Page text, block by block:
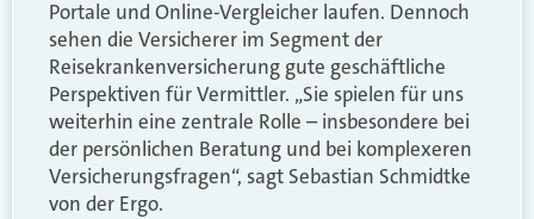
Portale und Online-Vergleicher laufen. Dennoch
sehen die Versicherer im Segment der
Reisekrankenversicherung gute geschäftliche
Perspektiven für Vermittler. „Sie spielen für uns
weiterhin eine zentrale Rolle – insbesondere bei
der persönlichen Beratung und bei komplexeren
Versicherungsfragen“, sagt Sebastian Schmidtke
von der Ergo.